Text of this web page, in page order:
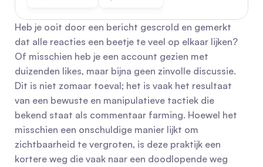
Heb je ooit door een bericht gescrold en gemerkt
dat alle reacties een beetje te veel op elkaar lijken?
Of misschien heb je een account gezien met
duizenden likes, maar bijna geen zinvolle discussie.
Dit is niet zomaar toeval; het is vaak het resultaat
van een bewuste en manipulatieve tactiek die
bekend staat als commentaar farming. Hoewel het
misschien een onschuldige manier lijkt om
zichtbaarheid te vergroten, is deze praktijk een
kortere weg die vaak naar een doodlopende weg